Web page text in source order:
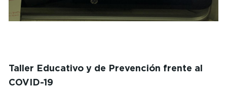
Taller Educativo y de Prevención frente al
COVID-19